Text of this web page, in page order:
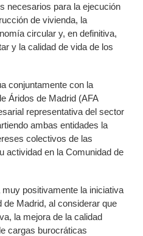
necesarios para la ejecución
de vivienda, la
circular y, en definitiva,
y la calidad de vida de los
conjuntamente con la
Áridos de Madrid (AFA
representativa del sector
ambas entidades la
colectivos de las
actividad en la Comunidad de
positivamente la iniciativa
de Madrid, al considerar que
la mejora de la calidad
cargas burocráticas